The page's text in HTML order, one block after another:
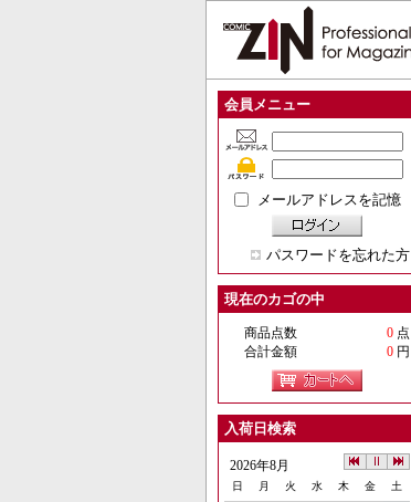
会員メニュー
メールアドレスを記憶
パスワードを忘れた方
現在のカゴの中
商品点数 0 点
合計金額
0 円
入荷日検索
2026年8月
日 月 火 水 木 金 土